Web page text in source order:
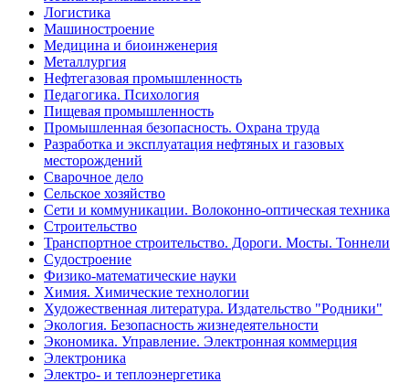
Логистика
Машиностроение
Медицина и биоинженерия
Металлургия
Нефтегазовая промышленность
Педагогика. Психология
Пищевая промышленность
Промышленная безопасность. Охрана труда
Разработка и эксплуатация нефтяных и газовых
месторождений
Сварочное дело
Сельское хозяйство
Сети и коммуникации. Волоконно-оптическая техника
Строительство
Транспортное строительство. Дороги. Мосты. Тоннели
Судостроение
Физико-математические науки
Химия. Химические технологии
Художественная литература. Издательство "Родники"
Экология. Безопасность жизнедеятельности
Экономика. Управление. Электронная коммерция
Электроника
Электро- и теплоэнергетика